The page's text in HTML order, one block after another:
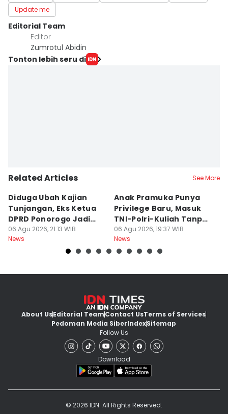
Update me
Editorial Team
Editor
Zumrotul Abidin
Tonton lebih seru di
Related Articles See More
Diduga Ubah Kajian
Tunjangan, Eks Ketua
DPRD Ponorogo Jadi
Tersangka
06 Agu 2026, 21:13 WIB
News
Anak Pramuka Punya
Privilege Baru, Masuk
TNI-Polri-Kuliah Tanpa
Tes
06 Agu 2026, 19:37 WIB
News
About UsEditorial TeamContact UsTerms of Services
Pedoman Media SiberIndexSitemap
Follow Us
Download
© 2026 IDN. All Rights Reserved.